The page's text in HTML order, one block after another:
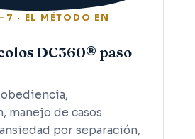
· EL MÉTODO EN
DC360® paso
manejo de casos
por separación,